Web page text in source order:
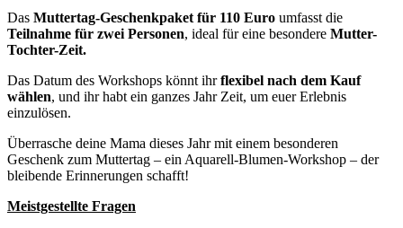
Das Muttertag-Geschenkpaket für 110 Euro umfasst die
Teilnahme für zwei Personen, ideal für eine besondere Mutter-
Tochter-Zeit.
Das Datum des Workshops könnt ihrflexibel nach dem Kauf
wählen, und ihr habt ein ganzes Jahr Zeit, um euer Erlebnis
einzulösen.
Überrasche deine Mama dieses Jahr mit einem besonderen
Geschenk zum Muttertag – ein Aquarell-Blumen-Workshop – der
bleibende Erinnerungen schafft!
Meistgestellte Fragen